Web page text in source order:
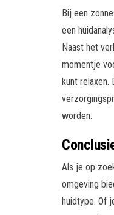
Bij een
een
Naast het
momentje
kunt
worden.
Als je op
omgeving
huidtype. Of